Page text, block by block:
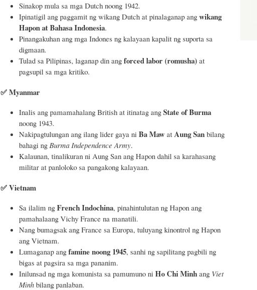
Sinakop mula sa mga Dutch noong 1942.
Ipinatigil ang paggamit ng wikang Dutch at pinalaganap angwikang
Hapon at Bahasa Indonesia.
Pinangakuhan ang mga Indones ng kalayaan kapalit ng suporta sa
digmaan.
Tulad sa Pilipinas, laganap din angforced labor (romusha) at
pagsupil sa mga kritiko.
✅Myanmar
Inalis ang pamamahalang British at itinatag angState of Burma
noong 1943.
Nakipagtulungan ang ilang lider gaya niBa Maw atAung San bilang
bahagi ngBurma Independence Army.
Kalaunan, tinalikuran ni Aung San ang Hapon dahil sa karahasang
militar at panloloko sa pangakong kalayaan.
✅Vietnam
Sa ilalim ngFrench Indochina, pinahintulutan ng Hapon ang
pamahalaang Vichy France na manatili.
Nang bumagsak ang France sa Europa, tuluyang kinontrol ng Hapon
ang Vietnam.
Lumaganap angfamine noong 1945, sanhi ng sapilitang pagbili ng
bigas at pagsira sa mga pananim.
Inilunsad ng mga komunista sa pamumuno niHo Chi Minh ang Viet
Minh bilang panlaban.